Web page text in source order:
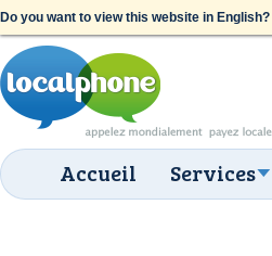
Do you want to view this website in English?
Accueil Services